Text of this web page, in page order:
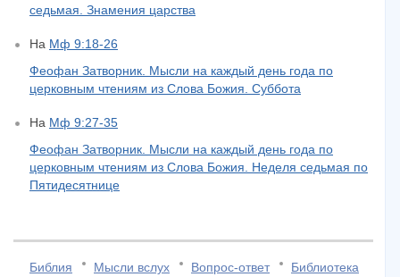
седьмая. Знамения царства
На Мф 9:18-26
Феофан Затворник. Мысли на каждый день года по
церковным чтениям из Слова Божия. Суббота
На Мф 9:27-35
Феофан Затворник. Мысли на каждый день года по
церковным чтениям из Слова Божия. Неделя седьмая по
Пятидесятнице
Библия Мысли вслух Вопрос-ответ Библиотека